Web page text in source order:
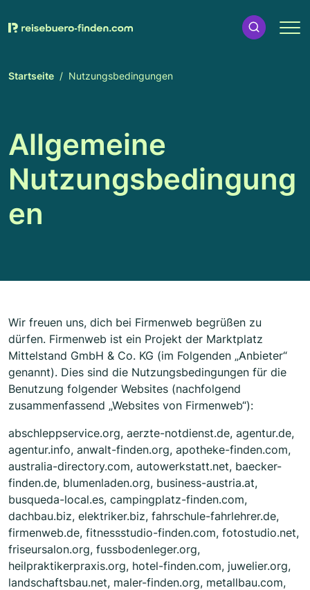
Startseite Nutzungsbedingungen
Allgemeine
Nutzungsbedingung
en
Wir freuen uns, dich bei Firmenweb begrüßen zu
dürfen. Firmenweb ist ein Projekt der Marktplatz
Mittelstand GmbH & Co. KG (im Folgenden „Anbieter“
genannt). Dies sind die Nutzungsbedingungen für die
Benutzung folgender Websites (nachfolgend
zusammenfassend „Websites von Firmenweb“):
abschleppservice.org, aerzte-notdienst.de, agentur.de,
agentur.info, anwalt-finden.org, apotheke-finden.com,
australia-directory.com, autowerkstatt.net, baecker-
finden.de, blumenladen.org, business-austria.at,
busqueda-local.es, campingplatz-finden.com,
dachbau.biz, elektriker.biz, fahrschule-fahrlehrer.de,
firmenweb.de, fitnessstudio-finden.com, fotostudio.net,
friseursalon.org, fussbodenleger.org,
heilpraktikerpraxis.org, hotel-finden.com, juwelier.org,
landschaftsbau.net, maler-finden.org, metallbau.com,